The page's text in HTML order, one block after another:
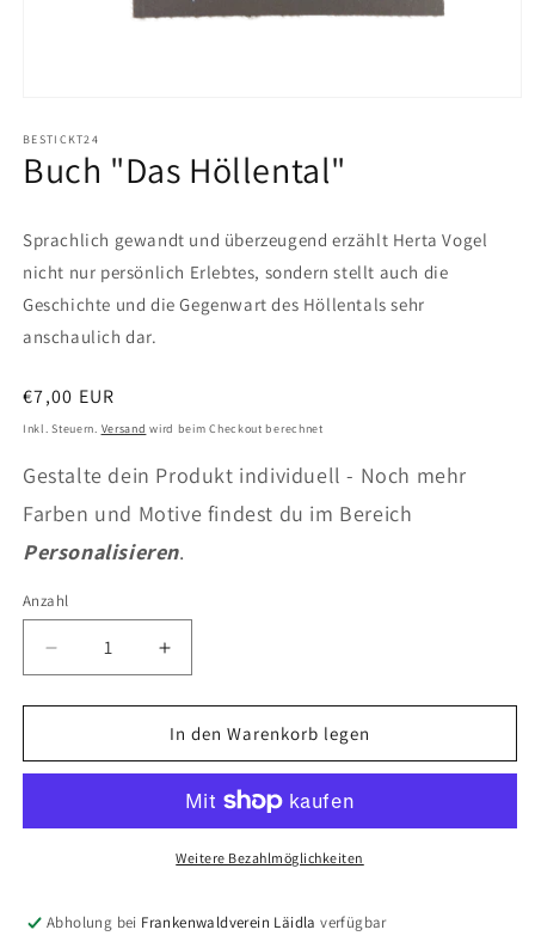
in
Modal
öffnen
BESTICKT24
Buch "Das Höllental"
Sprachlich gewandt und überzeugend erzählt Herta Vogel
nicht nur persönlich Erlebtes, sondern stellt auch die
Geschichte und die Gegenwart des Höllentals sehr
anschaulich dar.
Normaler
Preis
€7,00 EUR
Inkl. Steuern. Versand wird beim Checkout berechnet
Gestalte dein Produkt individuell - Noch mehr
Farben und Motive findest du im Bereich
Personalisieren.
Anzahl
Anzahl
Verringere
die
Menge
Buch
Höllental&quot;
Erhöhe
die
Menge
für
Buch
&quot;Das
Höllental&quot;
In den Warenkorb legen
Weitere Bezahlmöglichkeiten
Abholung bei Frankenwaldverein Läidla verfügbar